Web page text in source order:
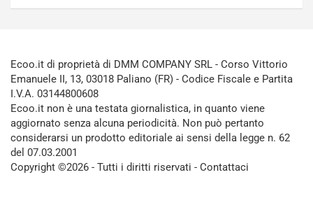
Ecoo.it di proprietà di DMM COMPANY SRL - Corso Vittorio
Emanuele II, 13, 03018 Paliano (FR) - Codice Fiscale e Partita
I.V.A. 03144800608
Ecoo.it non è una testata giornalistica, in quanto viene
aggiornato senza alcuna periodicità. Non può pertanto
considerarsi un prodotto editoriale ai sensi della legge n. 62
del 07.03.2001
Copyright ©2026 - Tutti i diritti riservati - Contattaci